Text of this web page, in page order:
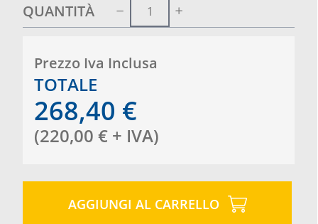
QUANTITÀ
Prezzo Iva Inclusa
TOTALE
268,40 €
(220,00 € + IVA)
AGGIUNGI AL CARRELLO